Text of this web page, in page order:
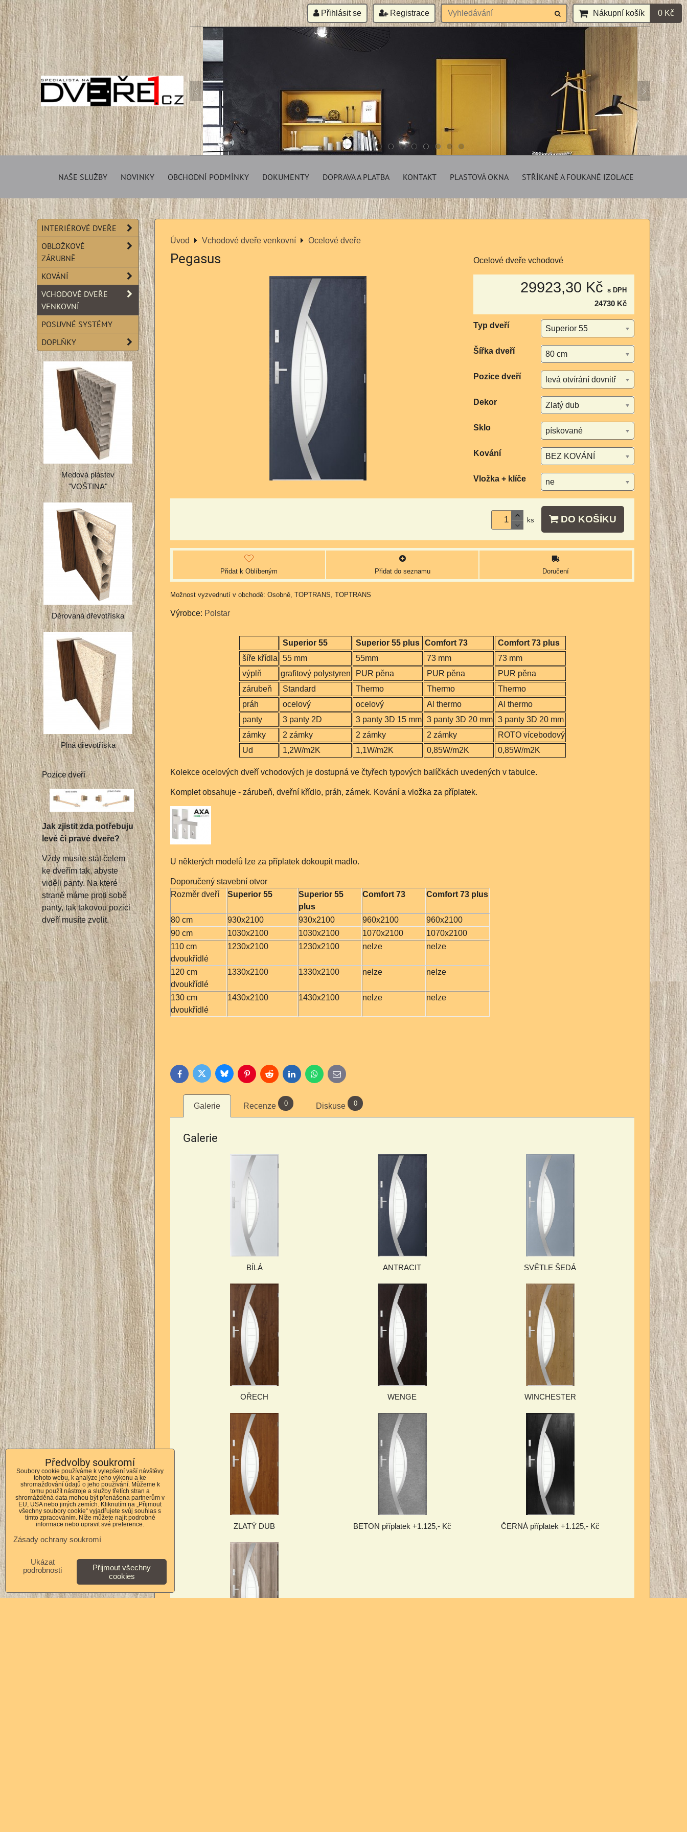
Přihlásit se Registrace Nákupní košík 0 Kč
NAŠE SLUŽBY NOVINKY OBCHODNÍ PODMÍNKY DOKUMENTY DOPRAVA A PLATBA KONTAKT PLASTOVÁ OKNA STŘÍKANÉ A FOUKANÉ IZOLACE
Úvod Vchodové dveře venkovní Ocelové dveře
Pegasus Ocelové dveře vchodové
29923,30 Kč s DPH
24730 Kč
Typ dveří Superior 55
Šířka dveří 80 cm
Pozice dveří levá otvírání dovnitř
Dekor Zlatý dub
Sklo pískované
Kování BEZ KOVÁNÍ
Vložka + klíče ne
ks DO KOŠÍKU
Přidat k Oblíbeným Přidat do seznamu Doručení
Osobně, TOPTRANS, TOPTRANS
Výrobce: Polstar
Superior 55 Superior 55 plus Comfort 73
Comfort 73 plus
šíře křídla
55 mm 55mm 73 mm
73 mm
výplň
grafitový polystyren PUR pěna PUR pěna
PUR pěna
zárubeň
Standard Thermo Thermo
Thermo
práh
ocelový ocelový Al thermo
Al thermo
panty
3 panty 2D 3 panty 3D 15 mm 3 panty 3D 20 mm
3 panty 3D 20 mm
zámky
2 zámky 2 zámky 2 zámky
ROTO vícebodový
Ud
1,2W/m2K 1,1W/m2K 0,85W/m2K 0,85W/m2K
Kolekce ocelových dveří vchodových je dostupná ve čtyřech typových balíčkách uvedených v tabulce.
Komplet obsahuje - zárubeň, dveřní křídlo, práh, zámek. Kování a vložka za příplatek.
U některých modelů lze za příplatek dokoupit madlo.
Doporučený stavební otvor
Rozměr dveří
Superior 55
Superior 55
plus
Comfort 73 Comfort 73 plus
80 cm 930x2100 930x2100 960x2100
960x2100
90 cm
1030x2100 1030x2100 1070x2100
1070x2100
110 cm
dvoukřídlé
1230x2100 1230x2100 nelze nelze
120 cm
dvoukřídlé
1330x2100 1330x2100 nelze nelze
130 cm
dvoukřídlé
1430x2100 1430x2100 nelze nelze
FacebookTwitter BlueskyPinterestReddit LinkedInWhatsApp
E-
mail
Galerie Recenze 0 Diskuse 0
Galerie
BÍLÁ ANTRACIT SVĚTLE ŠEDÁ
OŘECH WENGE WINCHESTER
ZLATÝ DUB BETON příplatek +1.125,- Kč ČERNÁ příplatek +1.125,- Kč
INTERIÉROVÉ DVEŘE
OBLOŽKOVÉ
ZÁRUBNĚ
KOVÁNÍ
VCHODOVÉ DVEŘE
VENKOVNÍ
POSUVNÉ SYSTÉMY
DOPLŇKY
Medová plástev
"VOŠTINA"
Děrovaná dřevotříska
Plná dřevotříska
Pozice dveří
Jak zjistit zda potřebuju
levé či pravé dveře?
Vždy musíte stát čelem
ke dveřím tak, abyste
viděli panty. Na které
straně máme proti sobě
panty, tak takovou pozici
dveří musíte zvolit.
Předvolby soukromí
Soubory cookie používáme k vylepšení vaší návštěvy
tohoto webu, k analýze jeho výkonu a ke
shromažďování údajů o jeho používání. Můžeme k
tomu použít nástroje a služby třetích stran a
shromážděná data mohou být přenášena partnerům v
EU, USA nebo jiných zemích. Kliknutím na „Přijmout
všechny soubory cookie“ vyjadřujete svůj souhlas s
tímto zpracováním. Níže můžete najít podrobné
informace nebo upravit své preference.
Zásady ochrany soukromí
Ukázat
podrobnosti
Přijmout všechny
cookies